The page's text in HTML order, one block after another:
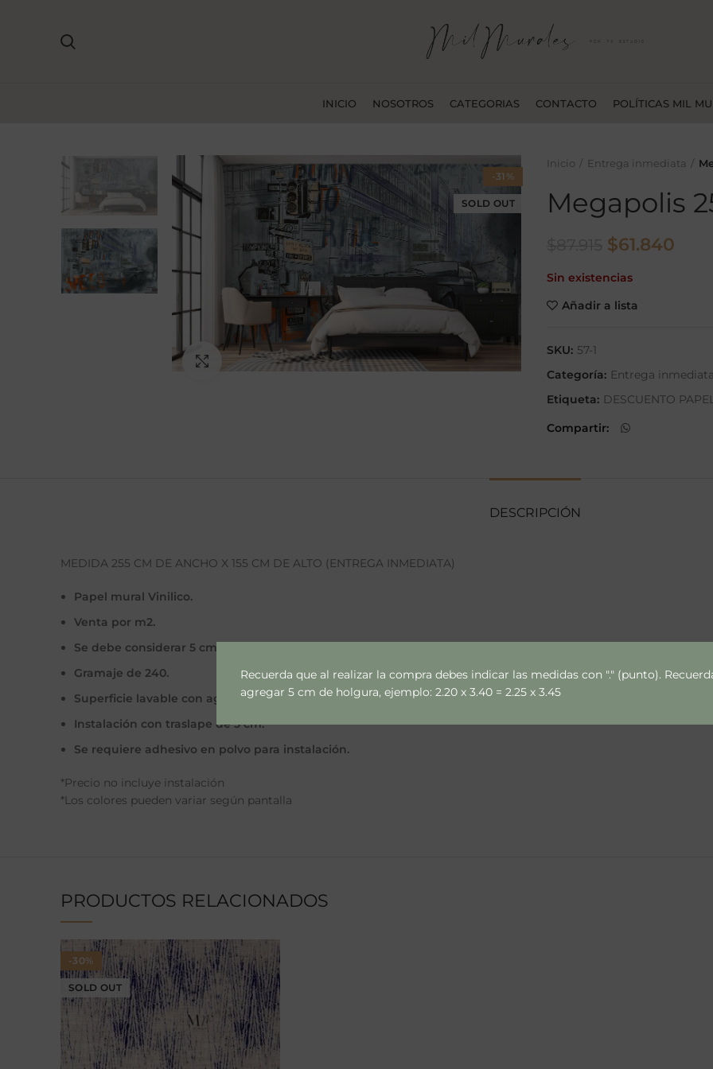
Recuerda que al realizar la compra debes indicar las medidas con "." (punto).
agregar 5 cm de holgura, ejemplo: 2.20 x 3.40 = 2.25 x 3.45
INICIO NOSOTROS CATEGORIAS CONTACTO POLÍTICAS MIL
-31%
SOLD OUT
Ampliar
Inicio Entrega inmediata
Megapolis
El
original
era:
$61.840
Sin existencias
Añadir a lista
SKU: 57-1
Categoría: Entrega inmediata
Etiqueta: DESCUENTO
Compartir
DESCRIPCIÓN
MEDIDA 255 CM DE ANCHO X 155 CM DE ALTO (ENTREGA INMEDIATA)
Papel mural Vinilico.
Venta por m2.
Se debe considerar 5 cm extras por lado por calce y variaciones de muros.
Gramaje de 240.
Superficie lavable con agua y jabón (sin abrasivos)
Instalación con traslape de 3 cm.
Se requiere adhesivo en polvo para instalación.
*Precio no incluye instalación
*Los colores pueden variar según pantalla
PRODUCTOS RELACIONADOS
-30%
SOLD OUT